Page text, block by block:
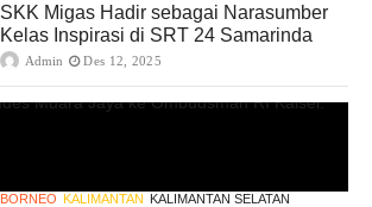
SKK Migas Hadir sebagai Narasumber
Kelas Inspirasi di SRT 24 Samarinda
Admin Des 12, 2025
BORNEO KALIMANTAN KALIMANTAN SELATAN